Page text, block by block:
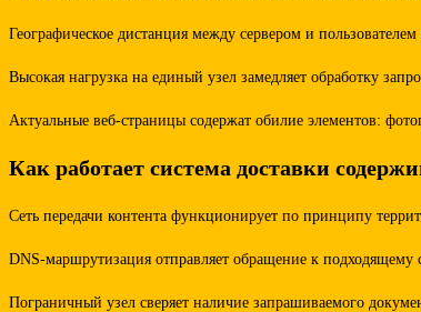
Географическое дистанция между сервером и
Высокая нагрузка на единый узел замедляет обработку
Актуальные веб-страницы содержат обилие элементов:
Как работает система доставки
Сеть передачи контента функционирует по принципу
DNS-маршрутизация отправляет обращение к подходящему
Пограничный узел сверяет наличие запрашиваемого